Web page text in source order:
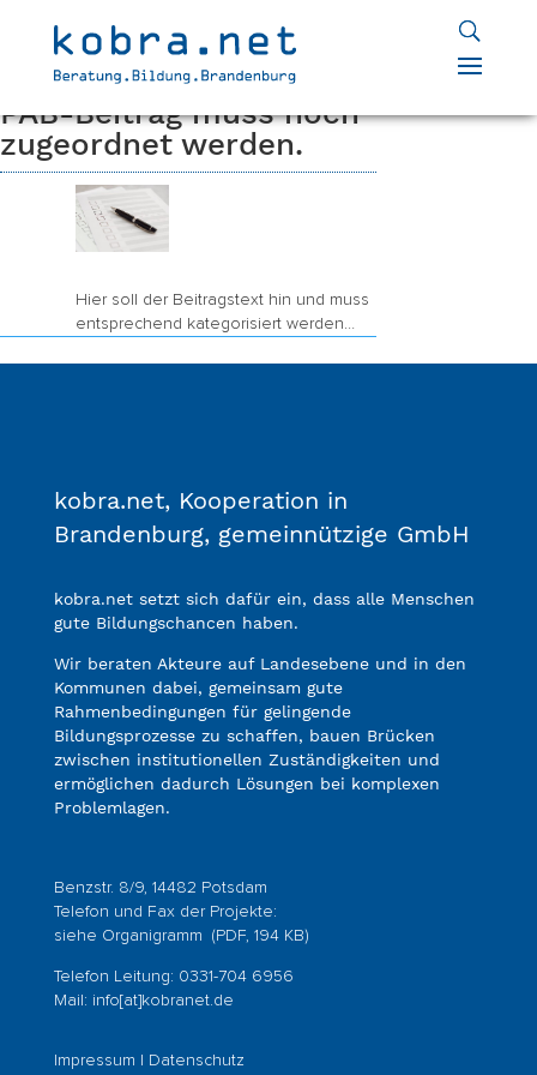
Home Package
Unternehmergeist
PAB-Beitrag muss noch
zugeordnet werden.
Hier soll der Beitragstext hin und muss
entsprechend kategorisiert werden…
kobra.net, Kooperation in
Brandenburg, gemeinnützige GmbH
kobra.net setzt sich dafür ein, dass alle Menschen
gute Bildungschancen haben.
Wir beraten Akteure auf Landesebene und in den
Kommunen dabei, gemeinsam gute
Rahmenbedingungen für gelingende
Bildungsprozesse zu schaffen, bauen Brücken
zwischen institutionellen Zuständigkeiten und
ermöglichen dadurch Lösungen bei komplexen
Problemlagen.
Benzstr. 8/9, 14482 Potsdam
Telefon und Fax der Projekte:
siehe Organigramm (PDF, 194 KB)
Telefon Leitung: 0331-704 6956
Mail: info[at]kobranet.de
Impressum | Datenschutz